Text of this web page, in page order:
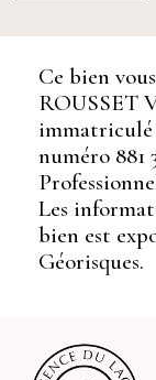
Ce bien
ROUSSET
immatriculé
numéro
Les
bien est
Géorisques.